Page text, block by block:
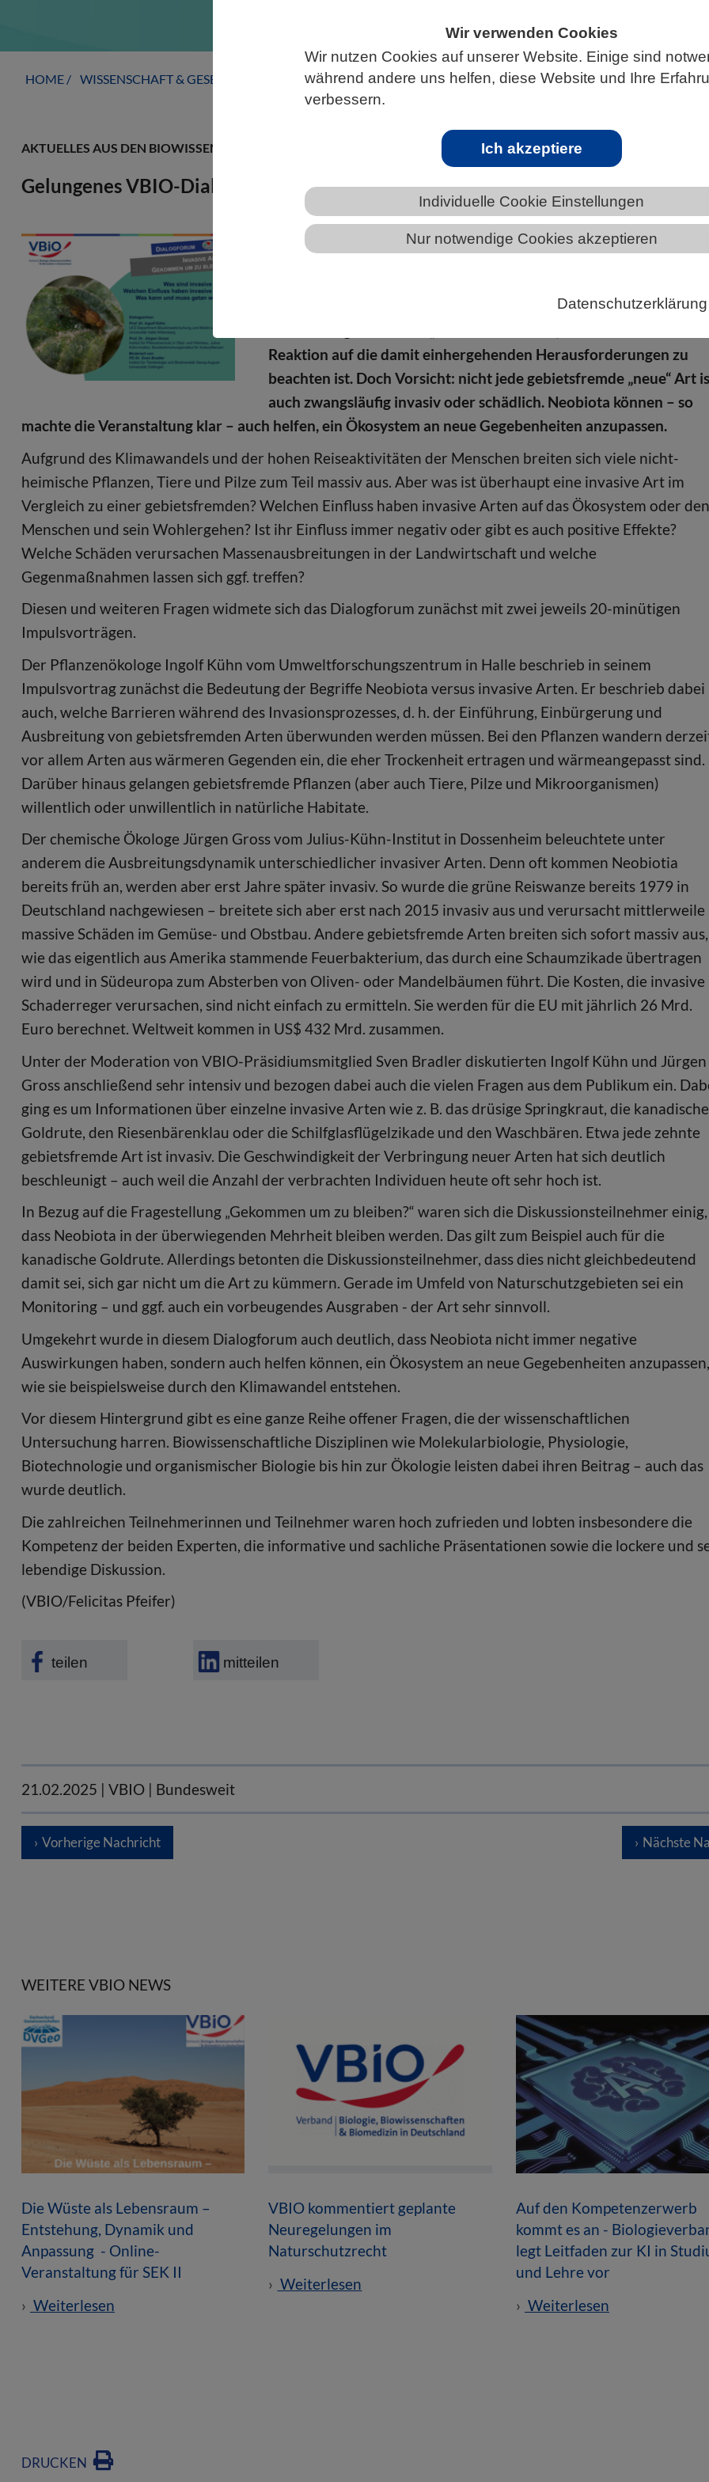
Wir verwenden Cookies
Wir nutzen Cookies auf unserer Website. Einige sind
während andere uns helfen, diese Website und Ihre
verbessern.
Ich akzeptiere
Individuelle Cookie Einstellungen
Nur notwendige Cookies akzeptieren
Datenschutzerklärung
HOME WISSENSCHAFT & GESELLSCHAFT AKTUELLES
AKTUELLES AUS DEN BIOWISSENSCHAFTEN
Gelungenes VBIO-Dialogforum zu „Invasiven Arten“
Am 17. Februar 2025 fand das dritte VBIO-Dialogforum statt.
dem Titel „Invasive Arten – gekommen um zu bleiben?“ brachte es
mit über 250 faszinierten Teilnehmer/-innen. Dabei wurde klar,
Reaktion auf die damit einhergehenden Herausforderungen zu
beachten ist. Doch Vorsicht: nicht jede gebietsfremde „neue“ Art
auch zwangsläufig invasiv oder schädlich. Neobiota können – so
machte die Veranstaltung klar – auch helfen, ein Ökosystem an neue Gegebenheiten anzupassen.
Aufgrund des Klimawandels und der hohen Reiseaktivitäten der Menschen breiten sich viele nicht-
heimische Pflanzen, Tiere und Pilze zum Teil massiv aus. Aber was ist überhaupt eine invasive Art im
Vergleich zu einer gebietsfremden? Welchen Einfluss haben invasive Arten auf das Ökosystem oder den
Menschen und sein Wohlergehen? Ist ihr Einfluss immer negativ oder gibt es auch positive Effekte?
Welche Schäden verursachen Massenausbreitungen in der Landwirtschaft und welche
Gegenmaßnahmen lassen sich ggf. treffen?
Diesen und weiteren Fragen widmete sich das Dialogforum zunächst mit zwei jeweils 20-minütigen
Impulsvorträgen.
Der Pflanzenökologe Ingolf Kühn vom Umweltforschungszentrum in Halle beschrieb in seinem
Impulsvortrag zunächst die Bedeutung der Begriffe Neobiota versus invasive Arten. Er beschrieb dabei
auch, welche Barrieren während des Invasionsprozesses, d. h. der Einführung, Einbürgerung und
Ausbreitung von gebietsfremden Arten überwunden werden müssen. Bei den Pflanzen wandern
vor allem Arten aus wärmeren Gegenden ein, die eher Trockenheit ertragen und wärmeangepasst sind.
Darüber hinaus gelangen gebietsfremde Pflanzen (aber auch Tiere, Pilze und Mikroorganismen)
willentlich oder unwillentlich in natürliche Habitate.
Der chemische Ökologe Jürgen Gross vom Julius-Kühn-Institut in Dossenheim beleuchtete unter
anderem die Ausbreitungsdynamik unterschiedlicher invasiver Arten. Denn oft kommen Neobiotia
bereits früh an, werden aber erst Jahre später invasiv. So wurde die grüne Reiswanze bereits 1979 in
Deutschland nachgewiesen – breitete sich aber erst nach 2015 invasiv aus und verursacht mittlerweile
massive Schäden im Gemüse- und Obstbau. Andere gebietsfremde Arten breiten sich sofort massiv aus,
wie das eigentlich aus Amerika stammende Feuerbakterium, das durch eine Schaumzikade übertragen
wird und in Südeuropa zum Absterben von Oliven- oder Mandelbäumen führt. Die Kosten, die invasive
Schaderreger verursachen, sind nicht einfach zu ermitteln. Sie werden für die EU mit jährlich 26 Mrd.
Euro berechnet. Weltweit kommen in US$ 432 Mrd. zusammen.
Unter der Moderation von VBIO-Präsidiumsmitglied Sven Bradler diskutierten Ingolf Kühn und Jürgen
Gross anschließend sehr intensiv und bezogen dabei auch die vielen Fragen aus dem Publikum ein.
ging es um Informationen über einzelne invasive Arten wie z. B. das drüsige Springkraut, die kanadische
Goldrute, den Riesenbärenklau oder die Schilfglasflügelzikade und den Waschbären. Etwa jede zehnte
gebietsfremde Art ist invasiv. Die Geschwindigkeit der Verbringung neuer Arten hat sich deutlich
beschleunigt – auch weil die Anzahl der verbrachten Individuen heute oft sehr hoch ist.
In Bezug auf die Fragestellung „Gekommen um zu bleiben?“ waren sich die Diskussionsteilnehmer einig,
dass Neobiota in der überwiegenden Mehrheit bleiben werden. Das gilt zum Beispiel auch für die
kanadische Goldrute. Allerdings betonten die Diskussionsteilnehmer, dass dies nicht gleichbedeutend
damit sei, sich gar nicht um die Art zu kümmern. Gerade im Umfeld von Naturschutzgebieten sei ein
Monitoring – und ggf. auch ein vorbeugendes Ausgraben - der Art sehr sinnvoll.
Umgekehrt wurde in diesem Dialogforum auch deutlich, dass Neobiota nicht immer negative
Auswirkungen haben, sondern auch helfen können, ein Ökosystem an neue Gegebenheiten anzupassen,
wie sie beispielsweise durch den Klimawandel entstehen.
Vor diesem Hintergrund gibt es eine ganze Reihe offener Fragen, die der wissenschaftlichen
Untersuchung harren. Biowissenschaftliche Disziplinen wie Molekularbiologie, Physiologie,
Biotechnologie und organismischer Biologie bis hin zur Ökologie leisten dabei ihren Beitrag – auch das
wurde deutlich.
Die zahlreichen Teilnehmerinnen und Teilnehmer waren hoch zufrieden und lobten insbesondere die
Kompetenz der beiden Experten, die informative und sachliche Präsentationen sowie die lockere und
lebendige Diskussion.
(VBIO/Felicitas Pfeifer)
teilen mitteilen
21.02.2025 | VBIO | Bundesweit
Vorherige Nachricht Nächste
WEITERE VBIO NEWS
Die Wüste als Lebensraum –
Entstehung, Dynamik und
Anpassung - Online-
Veranstaltung für SEK II
Weiterlesen
VBIO kommentiert geplante
Neuregelungen im
Naturschutzrecht
Weiterlesen
Auf den Kompetenzerwerb
kommt es an -
legt Leitfaden zur KI in
und Lehre vor
Weiterlesen
DRUCKEN